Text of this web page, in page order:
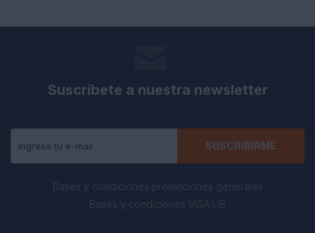
Suscríbete a nuestra newsletter
SUSCRIBIRME
Bases y condiciones promociones generales
Bases y condiciones VISA UB